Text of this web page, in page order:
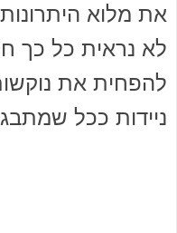
את מלוא
לא נראית כל כך
להפחית את
ניידות ככל